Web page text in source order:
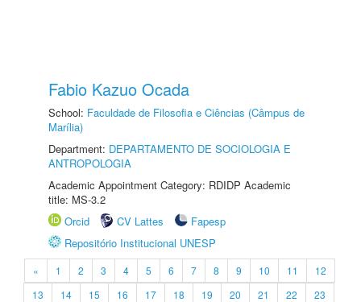
Fabio Kazuo Ocada
School: Faculdade de Filosofia e Ciências (Câmpus de
Marília)
Department: DEPARTAMENTO DE SOCIOLOGIA E
ANTROPOLOGIA
Academic Appointment Category: RDIDP Academic
title: MS-3.2
Orcid
CV Lattes
Fapesp
Repositório Institucional UNESP
« 1 2 3 4 5 6 7 8 9 10 11
12
13
14 15 16 17 18 19 20 21 22
23